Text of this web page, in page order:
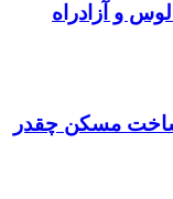
و آزادراه
ساخت مسکن چقدر